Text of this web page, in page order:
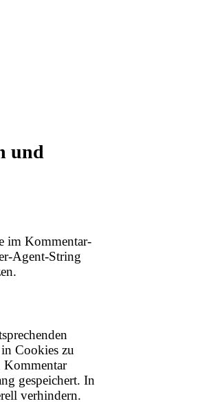
und
im Kommentar-
Agent-String
Cookies zu
Kommentar
gespeichert. In
verhindern.